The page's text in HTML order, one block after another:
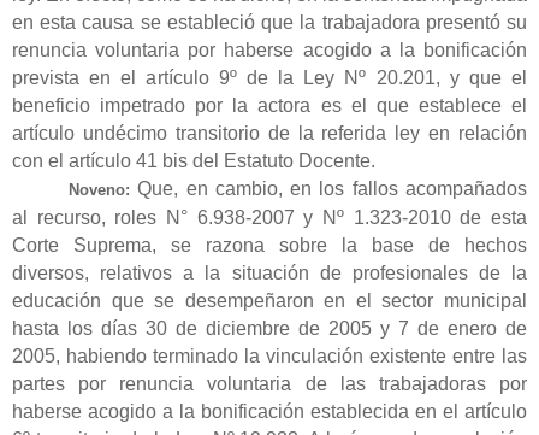
en esta causa se estableció que la trabajadora presentó su
renuncia voluntaria por haberse acogido a la bonificación
prevista en el artículo 9º de la Ley Nº 20.201, y que el
beneficio impetrado por la actora es el que establece el
artículo undécimo transitorio de la referida ley en relación
con el artículo 41 bis del Estatuto Docente.
Noveno: Que, en cambio, en los fallos acompañados
al recurso, roles N° 6.938-2007 y Nº 1.323-2010 de esta
Corte Suprema, se razona sobre la base de hechos
diversos, relativos a la situación de profesionales de la
educación que se desempeñaron en el sector municipal
hasta los días 30 de diciembre de 2005 y 7 de enero de
2005, habiendo terminado la vinculación existente entre las
partes por renuncia voluntaria de las trabajadoras por
haberse acogido a la bonificación establecida en el artículo